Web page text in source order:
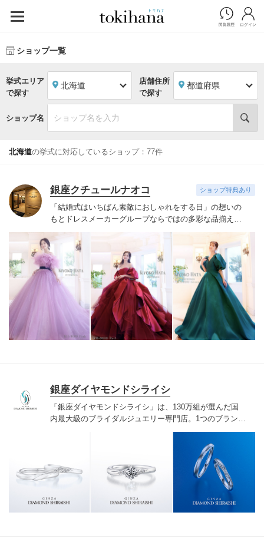
ショップ一覧
挙式エリア
で探す
北海道
店舗住所
で探す
都道府県
ショップ名
北海道の挙式に対応しているショップ：77件
銀座クチュールナオコ ショップ特典あり
「結婚式はいちばん素敵におしゃれをする日」の想いの
もと ドレスメーカーグループならではの多彩な品揃えで
こだわりをお持ちになる花嫁様のご要望にお応えいたし
ます。
銀座ダイヤモンドシライシ
「銀座ダイヤモンドシライシ」は、130万組が選んだ国
内最大級のブライダルジュエリー専門店。1つのブランド
では国内最大級の700種類以上の豊富なデザインを取り
揃え、ふたりの「似合う」と「好き」を同時に叶えた満
足の選択ができる指輪をご提案しています。多くのお客
様にご満足いただけている、一生身に着けるための指輪
のクオリティや購入後のアフターサービスをぜひ一度店
頭でお確かめください。